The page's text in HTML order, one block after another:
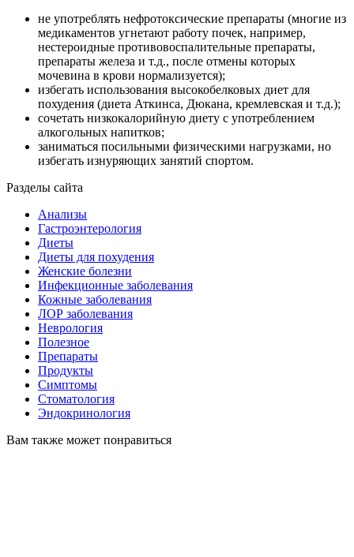
не употреблять нефротоксические препараты (многие из
медикаментов угнетают работу почек, например,
нестероидные противовоспалительные препараты,
препараты железа и т.д., после отмены которых
мочевина в крови нормализуется);
избегать использования высокобелковых диет для
похудения (диета Аткинса, Дюкана, кремлевская и т.д.);
сочетать низкокалорийную диету с употреблением
алкогольных напитков;
заниматься посильными физическими нагрузками, но
избегать изнуряющих занятий спортом.
Разделы сайта
Анализы
Гастроэнтерология
Диеты
Диеты для похудения
Женские болезни
Инфекционные заболевания
Кожные заболевания
ЛОР заболевания
Неврология
Полезное
Препараты
Продукты
Симптомы
Стоматология
Эндокринология
Вам также может понравиться